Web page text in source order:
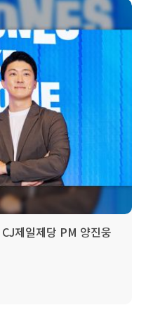
제일제당 PM 양진웅